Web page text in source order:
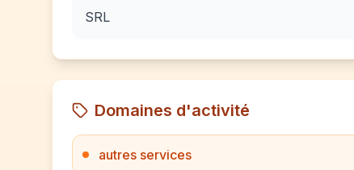
SRL
Domaines d'activité
autres services